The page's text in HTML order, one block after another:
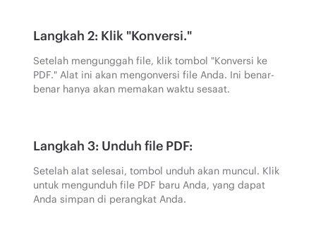
Langkah 2: Klik "Konversi."
Setelah mengunggah file, klik tombol "Konversi ke
PDF." Alat ini akan mengonversi file Anda. Ini benar-
benar hanya akan memakan waktu sesaat.
Langkah 3: Unduh file PDF:
Setelah alat selesai, tombol unduh akan muncul. Klik
untuk mengunduh file PDF baru Anda, yang dapat
Anda simpan di perangkat Anda.